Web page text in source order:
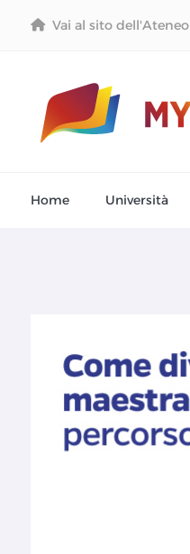
Vai al sito dell'Ateneo
Home Università